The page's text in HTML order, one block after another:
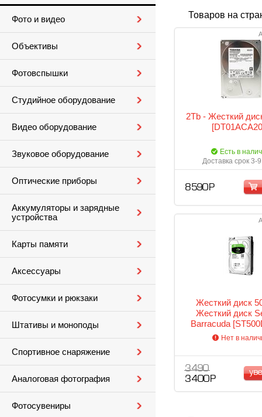
Фото и видео
Объективы
Фотовспышки
Студийное оборудование
Видео оборудование
Звуковое оборудование
Оптические приборы
Аккумуляторы и зарядные
устройства
Карты памяти
Аксессуары
Фотосумки и рюкзаки
Штативы и моноподы
Спортивное снаряжение
Аналоговая фотография
Фотосувениры
Товаров на
2Tb - Жесткий
Есть в
Доставка срок 3-
8 590 Р
Жесткий диск
Жесткий диск
Barracuda
Нет в
3 490
3 400 Р